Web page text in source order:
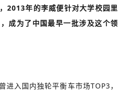
2013年的李威便针对大学校园里
成为了中国最早一批涉及这个领
进入国内独轮平衡车市场TOP3，